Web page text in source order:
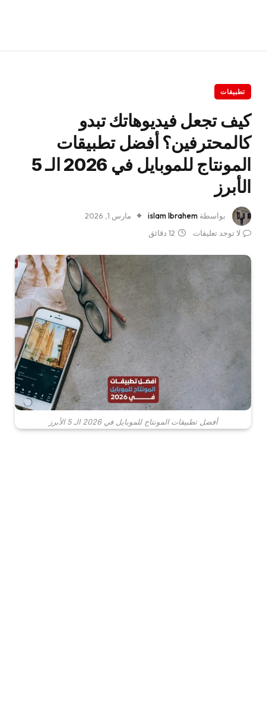
تطبيقات
كيف تجعل فيديوهاتك تبدو
كالمحترفين؟ أفضل تطبيقات
المونتاج للموبايل في 2026 الـ 5
الأبرز
بواسطة islam Ibrahem
مارس 1, 2026
لا توجد تعليقات
12 دقائق
أفضل تطبيقات المونتاج للموبايل في 2026 الـ 5 الأبرز